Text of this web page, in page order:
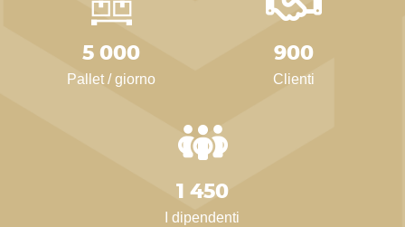
5 000
Pallet / giorno
900
Clienti
1 450
I dipendenti